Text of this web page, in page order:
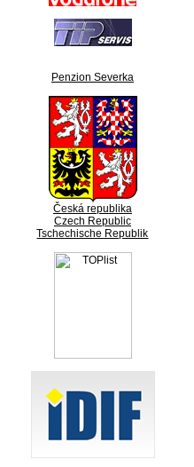
Penzion Severka
Česká republika
Czech Republic
Tschechische Republik